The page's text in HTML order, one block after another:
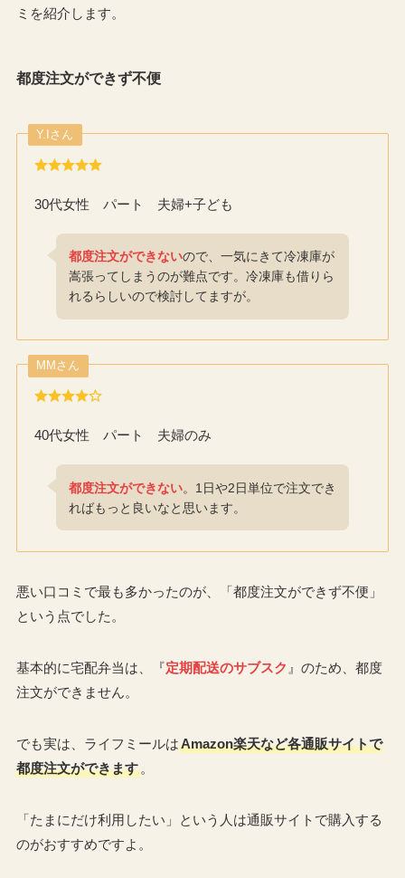
ミを紹介します。
都度注文ができず不便
Y.Iさん
30代女性 パート 夫婦+子ども
都度注文ができないので、一気にきて冷凍庫が
嵩張ってしまうのが難点です。冷凍庫も借りら
れるらしいので検討してますが。
MMさん
40代女性 パート 夫婦のみ
都度注文ができない。1日や2日単位で注文でき
ればもっと良いなと思います。
悪い口コミで最も多かったのが、「都度注文ができず不便」
という点でした。
基本的に宅配弁当は、『定期配送のサブスク 』のため、都度
注文ができません。
でも実は、ライフミールはAmazon楽天など各通販サイトで
都度注文ができます。
「たまにだけ利用したい」という人は通販サイトで購入する
のがおすすめですよ。